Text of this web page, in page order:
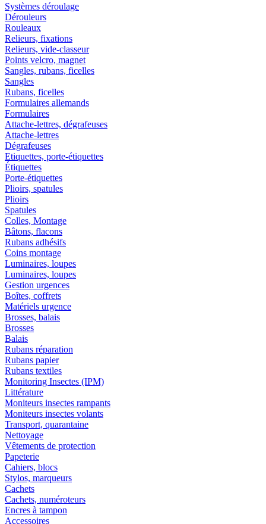
Systèmes déroulage
Dérouleurs
Rouleaux
Relieurs, fixations
Relieurs, vide-classeur
Points velcro, magnet
Sangles, rubans, ficelles
Sangles
Rubans, ficelles
Formulaires allemands
Formulaires
Attache-lettres, dégrafeuses
Attache-lettres
Dégrafeuses
Etiquettes, porte-étiquettes
Étiquettes
Porte-étiquettes
Plioirs, spatules
Plioirs
Spatules
Colles, Montage
Bâtons, flacons
Rubans adhésifs
Coins montage
Luminaires, loupes
Luminaires, loupes
Gestion urgences
Boîtes, coffrets
Matériels urgence
Brosses, balais
Brosses
Balais
Rubans réparation
Rubans papier
Rubans textiles
Monitoring Insectes (IPM)
Littérature
Moniteurs insectes rampants
Moniteurs insectes volants
Transport, quarantaine
Nettoyage
Vêtements de protection
Papeterie
Cahiers, blocs
Stylos, marqueurs
Cachets
Cachets, numéroteurs
Encres à tampon
Accessoires